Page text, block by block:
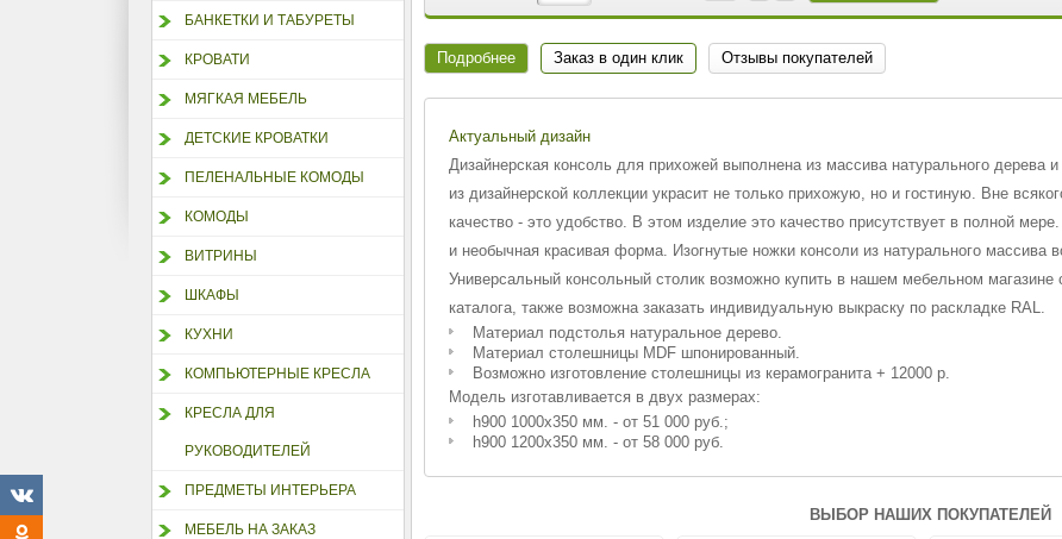
БАНКЕТКИ И ТАБУРЕТЫ
КРОВАТИ
МЯГКАЯ МЕБЕЛЬ
ДЕТСКИЕ КРОВАТКИ
ПЕЛЕНАЛЬНЫЕ КОМОДЫ
КОМОДЫ
ВИТРИНЫ
ШКАФЫ
КУХНИ
КОМПЬЮТЕРНЫЕ КРЕСЛА
КРЕСЛА ДЛЯ
РУКОВОДИТЕЛЕЙ
ПРЕДМЕТЫ ИНТЕРЬЕРА
МЕБЕЛЬ НА ЗАКАЗ
Подробнее Заказ в один клик Отзывы покупателей
Актуальный дизайн
Дизайнерская консоль для прихожей выполнена из массива натурального дерева
из дизайнерской коллекции украсит не только прихожую, но и гостиную. Вне
качество - это удобство. В этом изделие это качество присутствует в полной
и необычная красивая форма. Изогнутые ножки консоли из натурального
Универсальный консольный столик возможно купить в нашем мебельном
каталога, также возможна заказать индивидуальную выкраску по раскладке RAL.
Материал подстолья натуральное дерево.
Материал столешницы MDF шпонированный.
Возможно изготовление столешницы из керамогранита + 12000 р.
Модель изготавливается в двух размерах:
h900 1000х350 мм. - от 51 000 руб.;
h900 1200х350 мм. - от 58 000 руб.
ВЫБОР НАШИХ ПОКУПАТЕЛЕЙ